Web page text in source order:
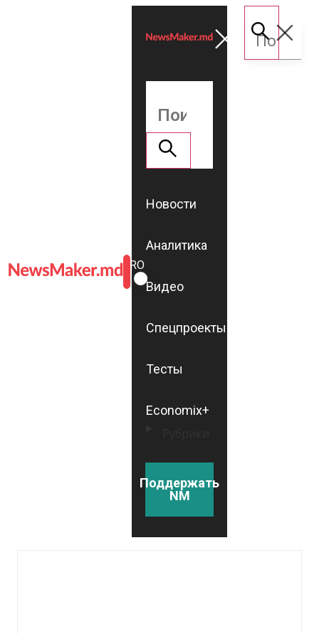
ROMÂNĂ
RU
Новости
Аналитика
Видео
Спецпроекты
Тесты
Economix+
Поддержать
NM